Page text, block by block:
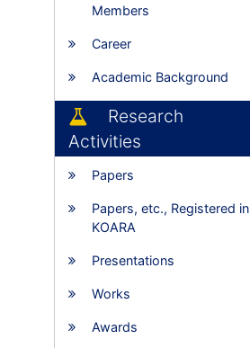
Members
Career
Academic Background
Research
Activities
Papers
Papers, etc., Registered in
KOARA
Presentations
Works
Awards